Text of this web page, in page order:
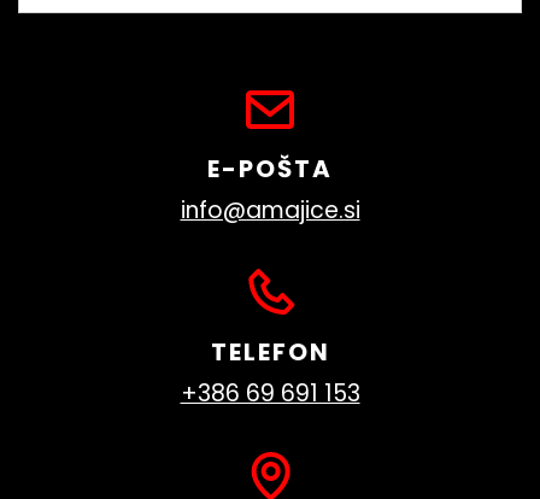
E-POŠTA
info@amajice.si
TELEFON
+386 69 691 153